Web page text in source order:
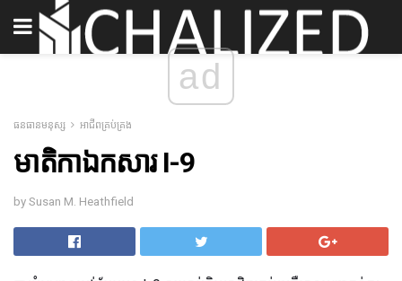
ad
ធនធានមនុស្ស អាជីពគ្រប់គ្រង
មាតិកាឯកសារ I-9
by Susan M. Heathfield